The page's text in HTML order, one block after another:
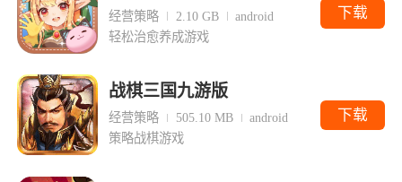
经营策略 2.10 GB
android
轻松治愈养成游戏
下载
战棋三国九游版
经营策略 505.10 MB
android
策略战棋游戏
下载